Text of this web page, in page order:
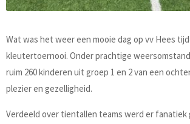
Wat was het weer een mooie dag op vv Hees
kleutertoernooi. Onder prachtige
ruim 260 kinderen uit groep 1 en 2 van een
plezier en gezelligheid.
Verdeeld over tientallen teams werd er fanatiek